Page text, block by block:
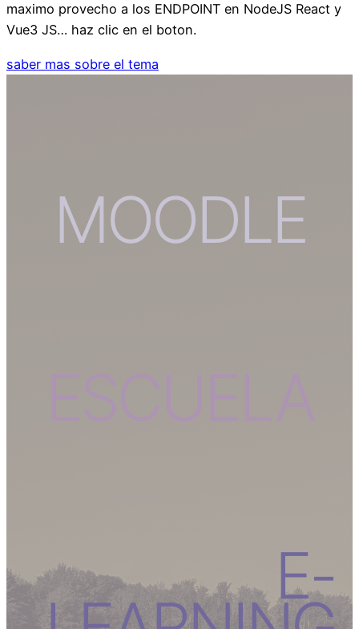
maximo provecho a los ENDPOINT en NodeJS React y
Vue3 JS… haz clic en el boton.
saber mas sobre el tema
MOODLE
ESCUELA
E-